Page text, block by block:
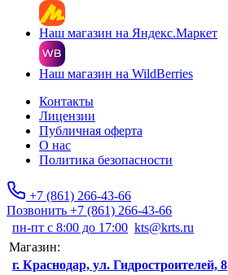
Наш магазин на Яндекс.Маркет
Наш магазин на WildBerries
Контакты
Лицензии
Публичная оферта
О нас
Политика безопасности
+7 (861) 266-43-66
Позвонить +7 (861) 266-43-66
пн-пт с 8:00 до 17:00 kts@krts.ru
Магазин:
г. Краснодар, ул. Гидростроителей, 8